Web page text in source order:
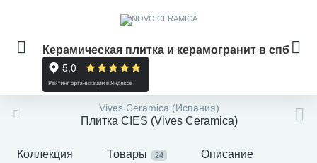
Керамическая плитка и керамогранит в спб
Vives Ceramica (Испания)
Плитка CIES (Vives Ceramica)
Коллекция Товары 24 Описание